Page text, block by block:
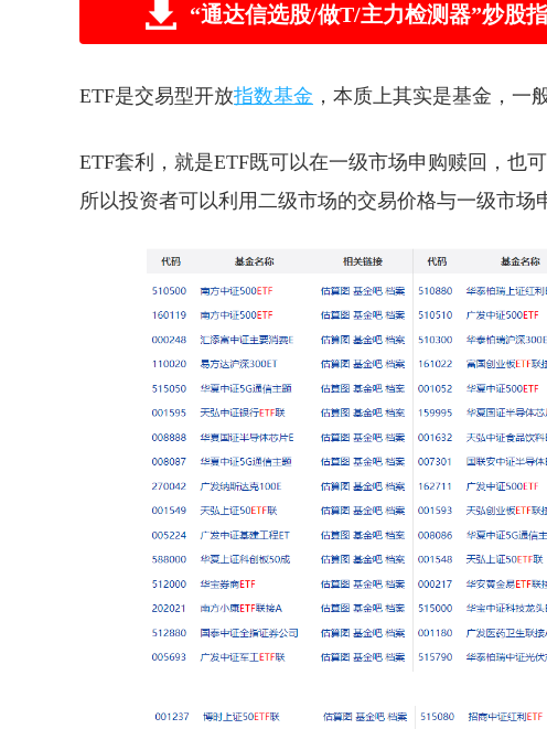
“通达信选股/做T/主力检测器”炒股
ETF是交易型开放指数基金 ，本质上其实是基金，一
ETF套利，就是ETF既可以在一级市场申购赎回，也
所以投资者可以利用二级市场的交易价格与一级市场